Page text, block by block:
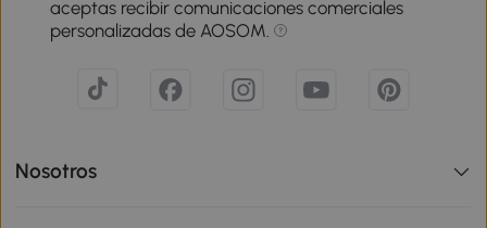
aceptas recibir comunicaciones comerciales
personalizadas de AOSOM.
Nosotros